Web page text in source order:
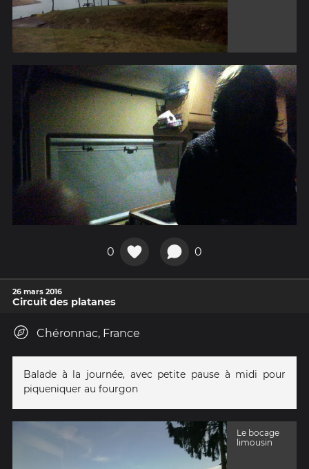
0 0
26 mars 2016
Circuit des platanes
Chéronnac, France
Balade à la journée, avec petite pause à midi pour
piqueniquer au fourgon
Le bocage
limousin